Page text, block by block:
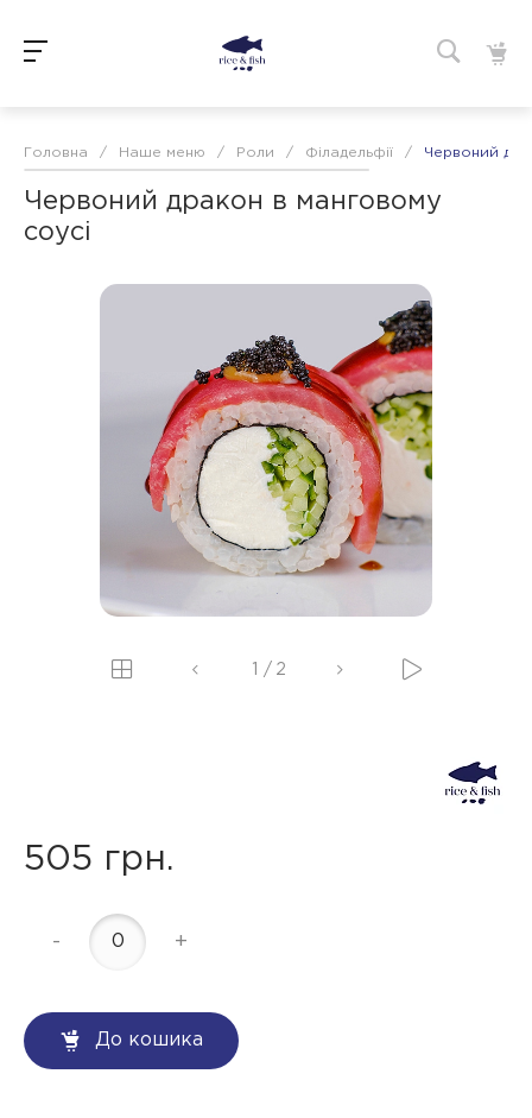
Головна / Наше меню / Роли / Філадельфії / Червоний
Червоний дракон в манговому
соусі
/ 2
505 грн.
- +
До кошика